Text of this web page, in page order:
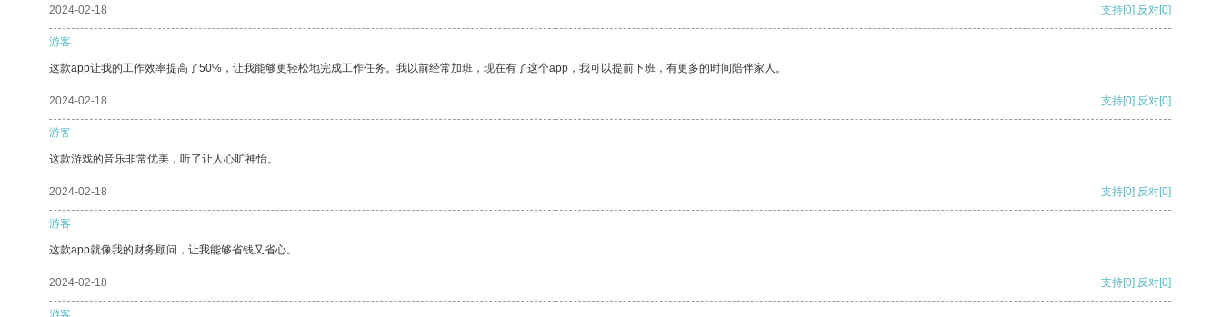
2024-02-18 支持[0] 反对[0]
游客
这款app让我的工作效率提高了50%，让我能够更轻松地完成工作任务。我以前经常加班，现在有了这个app，我可以提前下班，有更多的时间陪伴家人。
2024-02-18 支持[0] 反对[0]
游客
这款游戏的音乐非常优美，听了让人心旷神怡。
2024-02-18 支持[0] 反对[0]
游客
这款app就像我的财务顾问，让我能够省钱又省心。
2024-02-18 支持[0] 反对[0]
游客